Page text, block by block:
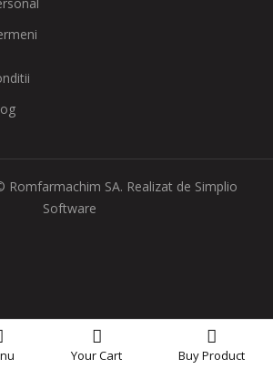
YourCart Buy Product
Romfarmachim SA. Realizat de Simplio
Software